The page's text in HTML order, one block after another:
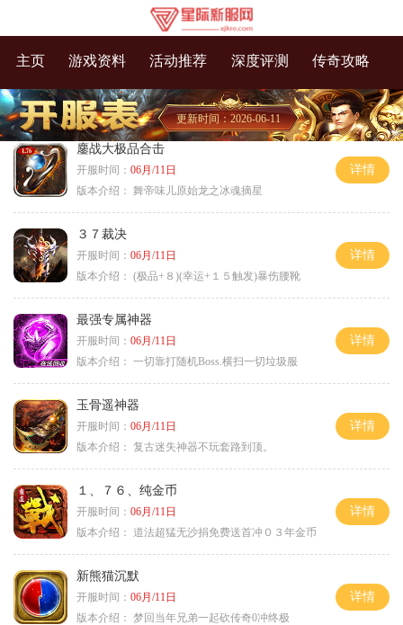
主页 游戏资料 活动推荐 深度评测 传奇攻略
更新时间：2026-06-11
鏖战大极品合击
开服时间： 06月/11日
版本介绍： 舞帝味儿原始龙之冰魂摘星
详情
３７裁决
开服时间： 06月/11日
版本介绍： (极品+８)(幸运+１５触发)暴伤腰靴
详情
最强专属神器
开服时间： 06月/11日
版本介绍： 一切靠打随机Boss.横扫一切垃圾服
详情
玉骨遥神器
开服时间： 06月/11日
版本介绍： 复古迷失神器不玩套路到顶。
详情
１、７６、纯金币
开服时间： 06月/11日
版本介绍： 道法超猛无沙捐免费送首冲０３年金币
详情
新熊猫沉默
开服时间： 06月/11日
版本介绍： 梦回当年兄弟一起砍传奇0冲终极
详情